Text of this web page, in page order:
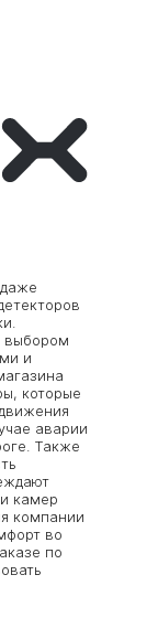
выбором
и
которые
аварии
Также
камер
компании
во
по